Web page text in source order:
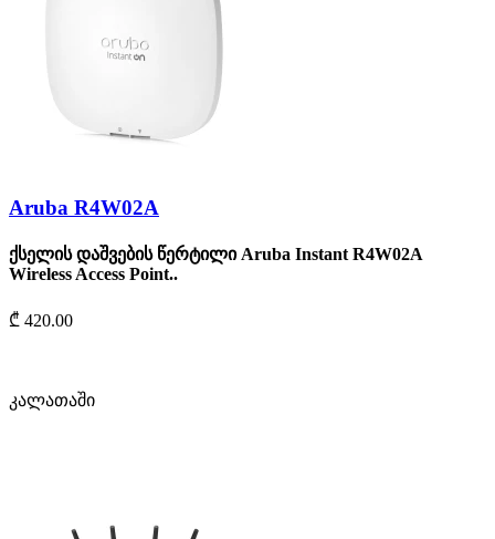
Aruba R4W02A
ქსელის დაშვების წერტილი Aruba Instant R4W02A
Wireless Access Point..
₾ 420.00
კალათაში